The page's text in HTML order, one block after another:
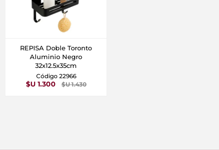
REPISA Doble Toronto
Aluminio Negro
32x12.5x35cm
Código 22966
$U 1.300 $U 1.430